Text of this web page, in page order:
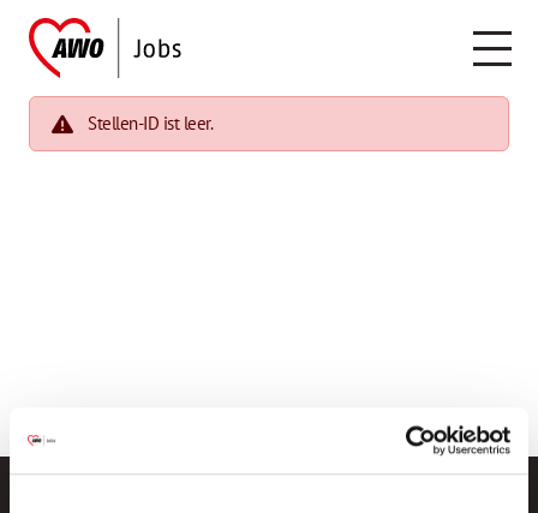
Stellen-ID ist leer.